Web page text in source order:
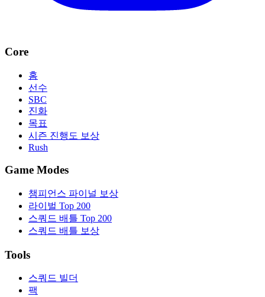
Core
홈
선수
SBC
진화
목표
시즌 진행도 보상
Rush
Game Modes
챔피언스 파이널 보상
라이벌 Top 200
스쿼드 배틀 Top 200
스쿼드 배틀 보상
Tools
스쿼드 빌더
팩